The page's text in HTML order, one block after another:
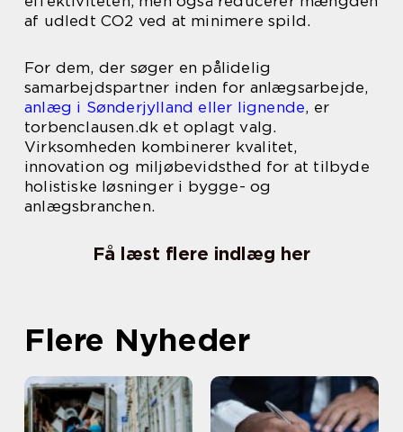
af udledt CO2 ved at minimere spild.
For dem, der søger en pålidelig
samarbejdspartner inden for anlægsarbejde,
anlæg i Sønderjylland eller lignende, er
torbenclausen.dk et oplagt valg.
Virksomheden kombinerer kvalitet,
innovation og miljøbevidsthed for at tilbyde
holistiske løsninger i bygge- og
anlægsbranchen.
Få læst flere indlæg her
Flere Nyheder